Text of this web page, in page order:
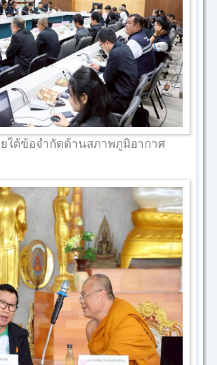
ใต้ข้อจำกัดด้านสภาพภูมิอากาศ